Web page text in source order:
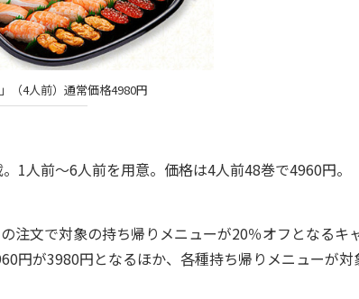
（4人前）通常価格4980円
1人前～6人前を用意。価格は4人前48巻で4960円。
文で対象の持ち帰りメニューが20％オフとなるキ
円が3980円となるほか、各種持ち帰りメニューが対